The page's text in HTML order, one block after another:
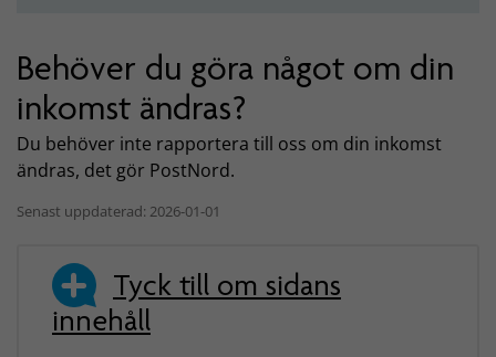
Behöver du göra något om din
inkomst ändras?
Du behöver inte rapportera till oss om din inkomst
ändras, det gör PostNord.
Senast uppdaterad: 2026-01-01
Tyck till om sidans
innehåll